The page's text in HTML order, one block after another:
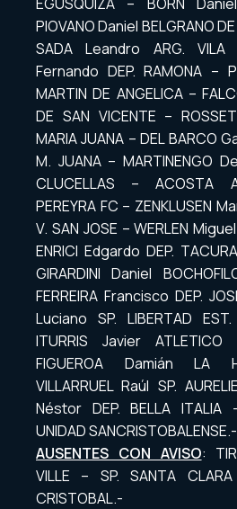
PIOVANO Daniel BELGRANO
SADA Leandro ARG. VILA
Fernando DEP. RAMONA –
MARTIN DE ANGELICA –
DE SAN VICENTE –
MARIA JUANA – DEL BARCO
M. JUANA – MARTINENGO
CLUCELLAS – ACOSTA
PEREYRA FC – ZENKLUSEN
V. SAN JOSE – WERLEN
ENRICI Edgardo DEP.
GIRARDINI Daniel
FERREIRA Francisco DEP.
Luciano SP. LIBERTAD
ITURRIS Javier ATLETICO
FIGUEROA Damián LA
VILLARRUEL Raúl SP.
Néstor DEP. BELLA ITALIA
UNIDAD SANCRISTOBALENSE.-
AUSENTES CON AVISO:
VILLE – SP. SANTA
CRISTOBAL.-